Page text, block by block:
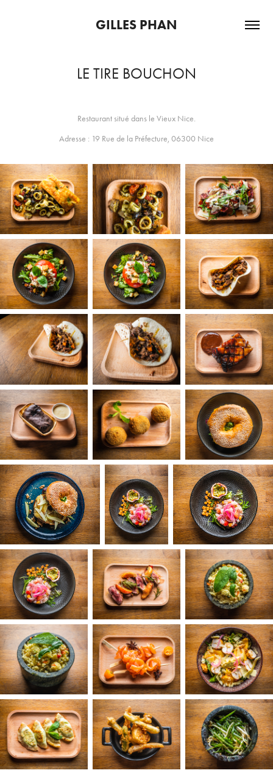
GILLES PHAN
LE TIRE BOUCHON
Restaurant situé dans le Vieux Nice.
Adresse : 19 Rue de la Préfecture, 06300 Nice